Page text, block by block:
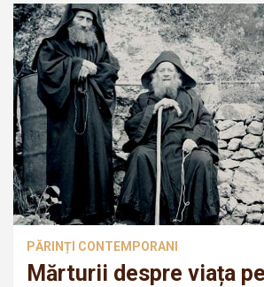
PĂRINȚI CONTEMPORANI
Mărturii despre viața